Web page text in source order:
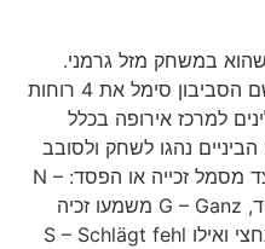
במשחק מזל גרמני.
מקור הסביבון הוא בכלל הודו, שם הסביבון סימל את 4 רוחות
למרכז אירופה בכלל
נהגו לשחק ולסובב
את הסביבון כמו רולטה, כשכל צד מסמל זכייה או הפסד: N –
Nícht משמעו לא זכה ולא הפסיד, G – Ganz משמעו זכיה
בכל, H – Hälfteמשמעו זכיה בחצי ואילו S – Schlägt fehl